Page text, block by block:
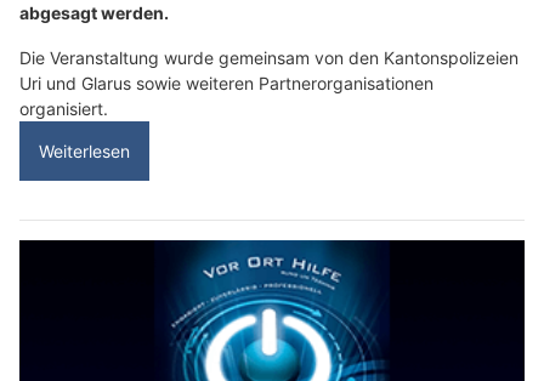
abgesagt werden.
Die Veranstaltung wurde gemeinsam von den Kantonspolizeien
Uri und Glarus sowie weiteren Partnerorganisationen
organisiert.
Weiterlesen